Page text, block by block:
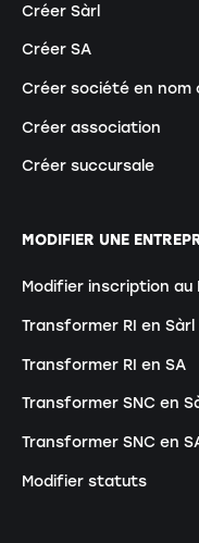
Créer Sàrl
Créer SA
Créer société en nom
Créer association
Créer succursale
MODIFIER UNE
Modifier inscription au
Transformer RI en Sàrl
Transformer RI en SA
Transformer SNC en
Transformer SNC en
Modifier statuts